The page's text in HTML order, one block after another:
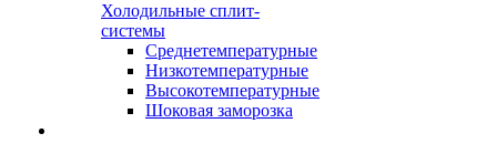
Холодильные сплит-
системы
Среднетемпературные
Низкотемпературные
Высокотемпературные
Шоковая заморозка